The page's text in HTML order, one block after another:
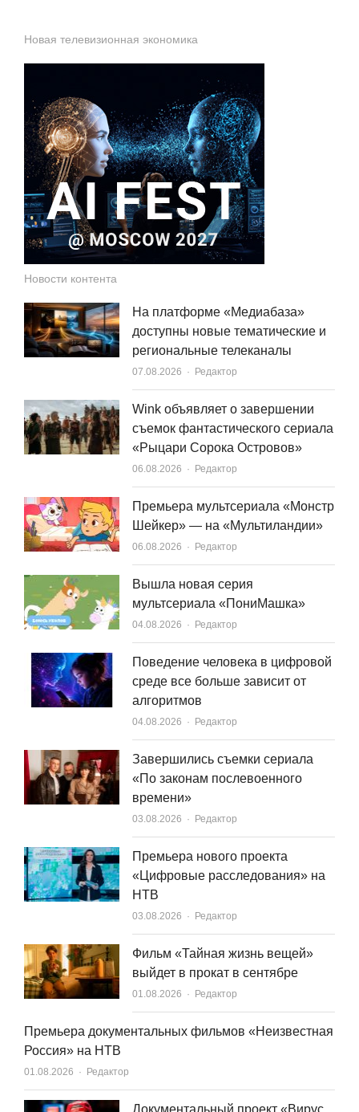
Новая телевизионная экономика
Новости контента
На платформе «Медиабаза»
доступны новые тематические и
региональные телеканалы
07.08.2026 Author
Редактор
Wink объявляет о завершении
съемок фантастического сериала
«Рыцари Сорока Островов»
06.08.2026 Author
Редактор
Премьера мультсериала «Монстр
Шейкер» — на «Мультиландии»
06.08.2026 Author
Редактор
Вышла новая серия
мультсериала «ПониМашка»
04.08.2026 Author
Редактор
Поведение человека в цифровой
среде все больше зависит от
алгоритмов
04.08.2026 Author
Редактор
Завершились съемки сериала
«По законам послевоенного
времени»
03.08.2026 Author
Редактор
Премьера нового проекта
«Цифровые расследования» на
НТВ
03.08.2026 Author
Редактор
Фильм «Тайная жизнь вещей»
выйдет в прокат в сентябре
01.08.2026 Author
Редактор
Премьера документальных фильмов «Неизвестная
Россия» на НТВ
01.08.2026 Author
Редактор